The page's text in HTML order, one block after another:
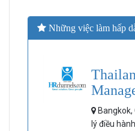
Những việc làm hấp
Bangkok,
lý điều